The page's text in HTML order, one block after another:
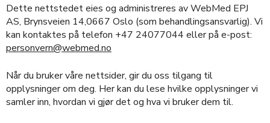
Dette nettstedet eies og administreres av WebMed EPJ
AS, Brynsveien 14,0667 Oslo (som behandlingsansvarlig). Vi
kan kontaktes på telefon +47 24077044 eller på e-post:
personvern@webmed.no
Når du bruker våre nettsider, gir du oss tilgang til
opplysninger om deg. Her kan du lese hvilke opplysninger vi
samler inn, hvordan vi gjør det og hva vi bruker dem til.